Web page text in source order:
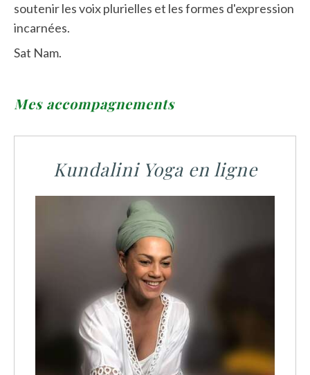
soutenir les voix plurielles et les formes d'expression
incarnées.
Sat Nam.
Mes accompagnements
Kundalini Yoga en ligne